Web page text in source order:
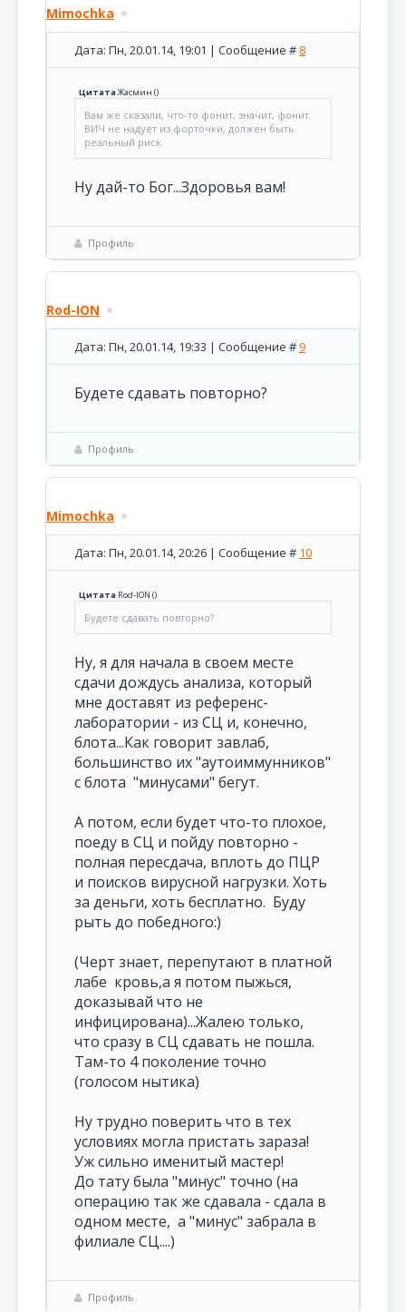
Mimochka
Дата: Пн, 20.01.14, 19:01 | Сообщение # 8
ЦитатаЖасмин ()
Вам же сказали, что-то фонит, значит, фонит.
ВИЧ не надует из форточки, должен быть
реальный риск.
Ну дай-то Бог...Здоровья вам!
Профиль
Rod-ION
Дата: Пн, 20.01.14, 19:33 | Сообщение #9
Будете сдавать повторно?
Профиль
Mimochka
Дата: Пн, 20.01.14, 20:26 | Сообщение # 10
Цитата Rod-ION ()
Будете сдавать повторно?
Ну, я для начала в своем месте
сдачи дождусь анализа, который
мне доставят из референс-
лаборатории - из СЦ и, конечно,
блота...Как говорит завлаб,
большинство их "аутоиммунников"
с блота "минусами" бегут.
А потом, если будет что-то плохое,
поеду в СЦ и пойду повторно -
полная пересдача, вплоть до ПЦР
и поисков вирусной нагрузки. Хоть
за деньги, хоть бесплатно. Буду
рыть до победного:)
(Черт знает, перепутают в платной
лабе кровь,а я потом пыжься,
доказывай что не
инфицирована)...Жалею только,
что сразу в СЦ сдавать не пошла.
Там-то 4 поколение точно
(голосом нытика)
Ну трудно поверить что в тех
условиях могла пристать зараза!
Уж сильно именитый мастер!
До тату была "минус" точно (на
операцию так же сдавала - сдала в
одном месте, а "минус" забрала в
филиале СЦ....)
Профиль